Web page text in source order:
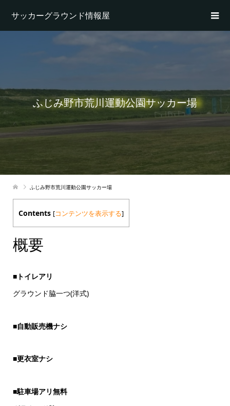
サッカーグラウンド情報屋
ふじみ野市荒川運動公園サッカー場
ふじみ野市荒川運動公園サッカー場
Contents [コンテンツを表示する]
概要
■トイレアリ
グラウンド脇一つ(洋式)
■自動販売機ナシ
■更衣室ナシ
■駐車場アリ無料